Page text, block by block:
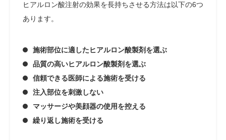
ヒアルロン酸注射の効果を長持ちさせる方法は以下の6つ
あります。
施術部位に適したヒアルロン酸製剤を選ぶ
品質の高いヒアルロン酸製剤を選ぶ
信頼できる医師による施術を受ける
注入部位を刺激しない
マッサージや美顔器の使用を控える
繰り返し施術を受ける